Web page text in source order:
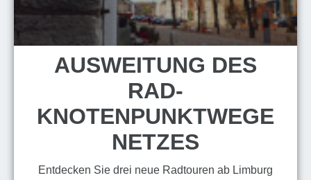
AUSWEITUNG DES
RAD-
KNOTENPUNKTWEGE
NETZES
Entdecken Sie drei neue Radtouren ab Limburg